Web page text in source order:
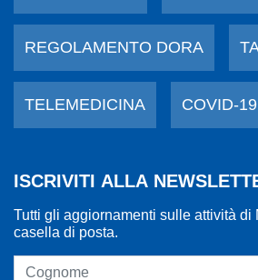
REGOLAMENTO DORA
TELEMEDICINA COVID-19
ISCRIVITI ALLA
Tutti gli aggiornamenti sulle attività di
casella di posta.